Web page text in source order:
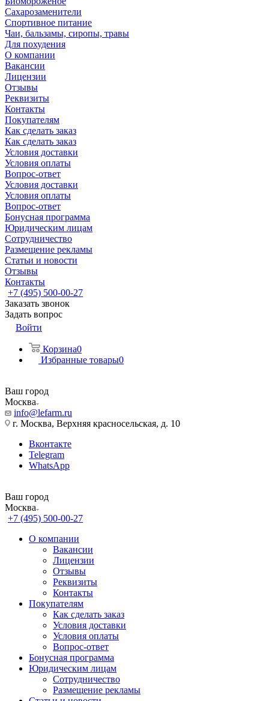
Сахарозаменители
Спортивное питание
Чаи, бальзамы, сиропы, травы
Для похудения
О компании
Вакансии
Лицензии
Отзывы
Реквизиты
Контакты
Покупателям
Как сделать заказ
Как сделать заказ
Условия доставки
Условия оплаты
Вопрос-ответ
Условия доставки
Условия оплаты
Вопрос-ответ
Бонусная программа
Юридическим лицам
Сотрудничество
Размещение рекламы
Статьи и новости
Отзывы
Контакты
+7 (495) 500-00-27
Заказать звонок
Задать вопрос
Войти
Корзина0
Избранные товары0
Ваш город
Москва
info@lefarm.ru
г. Москва, Верхняя красносельская, д. 10
Вконтакте
Telegram
WhatsApp
Ваш город
Москва
+7 (495) 500-00-27
О компании
Вакансии
Лицензии
Отзывы
Реквизиты
Контакты
Покупателям
Как сделать заказ
Условия доставки
Условия оплаты
Вопрос-ответ
Бонусная программа
Юридическим лицам
Сотрудничество
Размещение рекламы